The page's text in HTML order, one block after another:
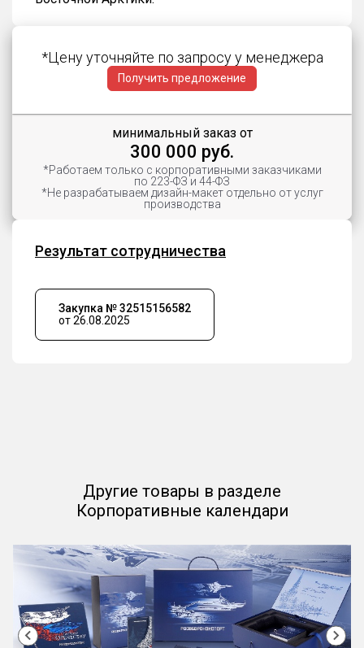
*Цену уточняйте по запросу у менеджера
Получить предложение
минимальный заказ от
300 000 руб.
*Работаем только с корпоративными заказчиками
по 223-ФЗ и 44-ФЗ
*Не разрабатываем дизайн-макет отдельно от услуг
производства
Результат сотрудничества
Закупка № 32515156582
от 26.08.2025
Другие товары в разделе
Корпоративные календари